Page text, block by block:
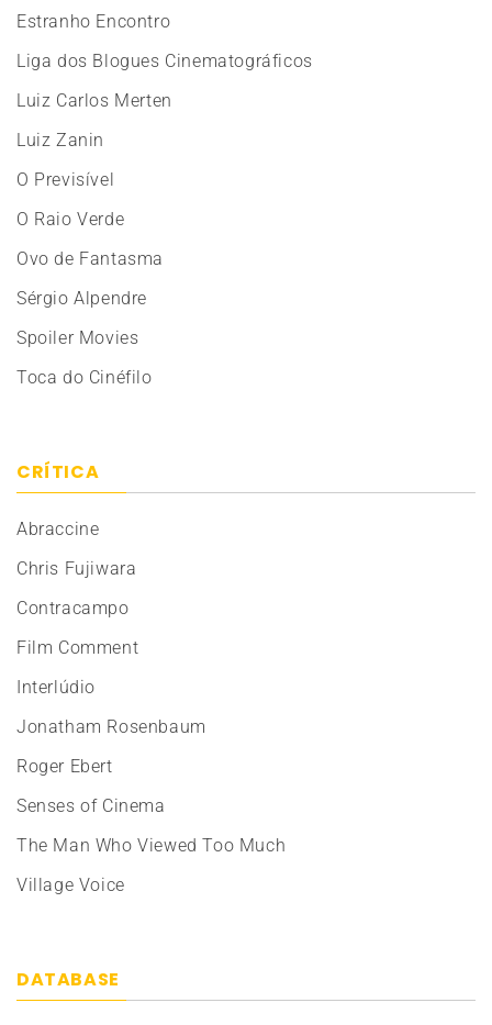
Estranho Encontro
Liga dos Blogues Cinematográficos
Luiz Carlos Merten
Luiz Zanin
O Previsível
O Raio Verde
Ovo de Fantasma
Sérgio Alpendre
Spoiler Movies
Toca do Cinéfilo
CRÍTICA
Abraccine
Chris Fujiwara
Contracampo
Film Comment
Interlúdio
Jonatham Rosenbaum
Roger Ebert
Senses of Cinema
The Man Who Viewed Too Much
Village Voice
DATABASE